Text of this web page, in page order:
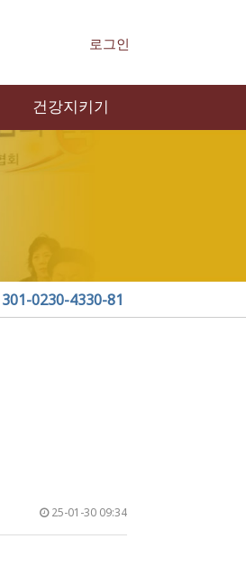
로그인
건강지키기
301-0230-4330-81
25-01-30 09:34